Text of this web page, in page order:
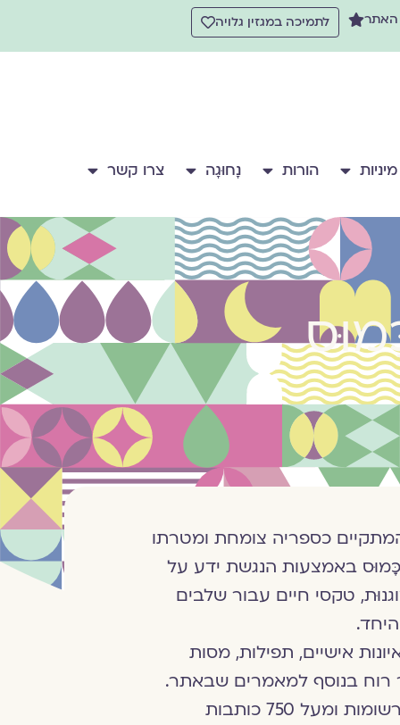
האתר לתמיכה במגזין גלויה
מיניות הורות נָחוּגָה צרו קשר
המתקיים כספריה צומחת ומטרתו
באמצעות הנגשת ידע על
טקסי חיים עבור שלבים
אישיים, תפילות, מסות
רוח בנוסף למאמרים שבאתר.
במגזין מעל ל-3,000 רשומות ומעל 750 כותבות